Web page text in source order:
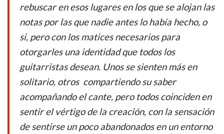
rebuscar en esos lugares en los que se alojan las
notas por las que nadie antes lo había hecho, o
si, pero con los matices necesarios para
otorgarles una identidad que todos los
guitarristas desean. Unos se sienten más en
solitario, otros compartiendo su saber
acompañando el cante, pero todos coinciden en
sentir el vértigo de la creación, con la sensación
de sentirse un poco abandonados en un entorno